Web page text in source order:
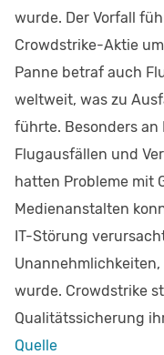
wurde. Der Vorfall
Crowdstrike-Aktie um
Panne betraf auch
weltweit, was zu
führte. Besonders an
Flugausfällen und
hatten Probleme mit
Medienanstalten
IT-Störung
wurde. Crowdstrike
Qualitätssicherung
Quelle